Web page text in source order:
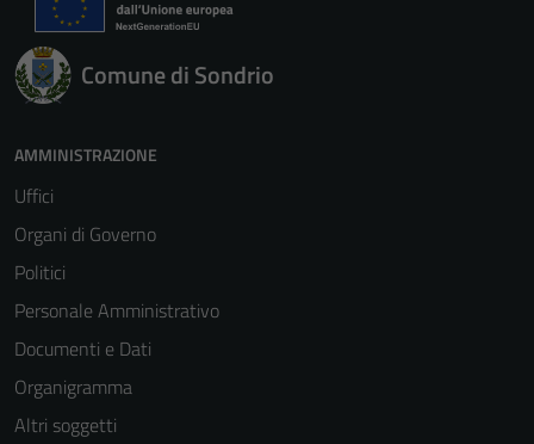
Comune di Sondrio
AMMINISTRAZIONE
Uffici
Organi di Governo
Politici
Personale Amministrativo
Documenti e Dati
Organigramma
Altri soggetti